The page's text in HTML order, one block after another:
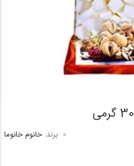
برند: خانوم خانوما